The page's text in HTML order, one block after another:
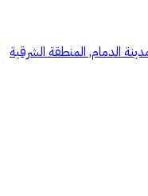
الدمام, المنطقة الشرقية